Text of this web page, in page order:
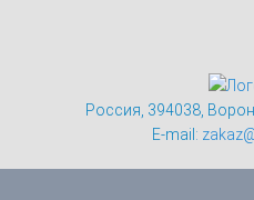
Россия, 394038,
E-mail: